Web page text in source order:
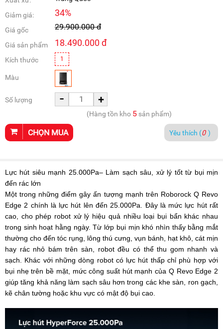
Giảm giá: 34%
Giá gốc 29.900.000 đ
Giá sản phẩm 18.490.000 đ
Kích thước 1
Màu
Số lượng - +
(Hàng tồn kho 5sản phẩm)
CHỌN MUA Yêu thích (0 )
Lực hút siêu mạnh 25.000Pa– Làm sạch sâu, xử lý tốt từ bụi mịn
đến rác lớn
Một trong những điểm gây ấn tượng mạnh trên Roborock Q Revo
Edge 2 chính là lực hút lên đến 25.000Pa. Đây là mức lực hút rất
cao, cho phép robot xử lý hiệu quả nhiều loại bụi bẩn khác nhau
trong sinh hoạt hằng ngày. Từ lớp bụi mịn khó nhìn thấy bằng mắt
thường cho đến tóc rụng, lông thú cưng, vụn bánh, hạt khô, cát mịn
hay rác nhỏ bám trên sàn, robot đều có thể thu gom nhanh và
sạch. Khác với những dòng robot có lực hút thấp chỉ phù hợp với
bụi nhẹ trên bề mặt, mức công suất hút mạnh của Q Revo Edge 2
giúp tăng khả năng làm sạch sâu hơn trong các khe sàn, ron gạch,
kẽ chân tường hoặc khu vực có mật độ bụi cao.